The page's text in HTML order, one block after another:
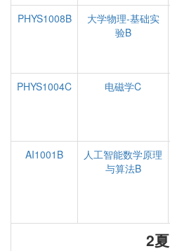
PHYS1008B
大学物理-基础实
验B
PHYS1004C
电磁学C
AI1001B
人工智能数学原理
与算法B
2夏